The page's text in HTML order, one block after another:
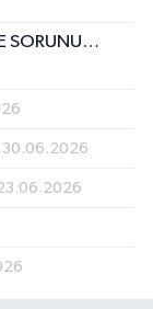
SORUNU…
30.06.2026